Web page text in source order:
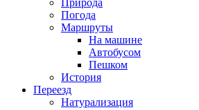
Природа
Погода
Маршруты
На машине
Автобусом
Пешком
История
Переезд
Натурализация